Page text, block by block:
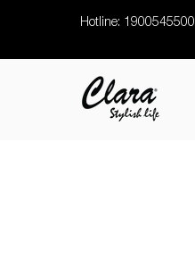
Hotline: 1900545500